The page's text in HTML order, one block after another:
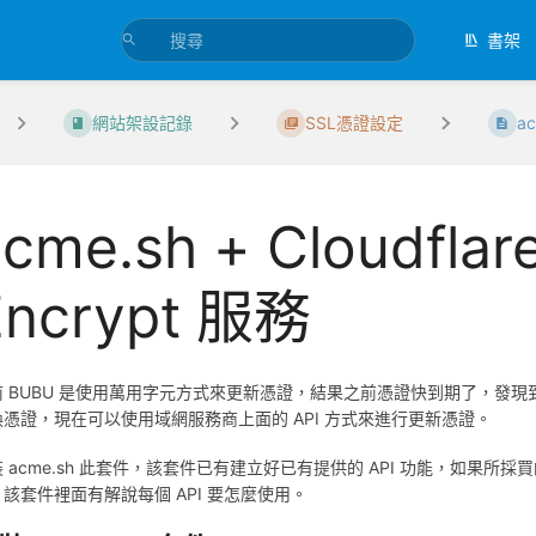
書架
網站架設記錄 SSL憑證設定
+
服務
BUBU 是使用萬用字元方式來更新憑證，結果之前憑證快到期了，發
證，現在可以使用域網服務商上面的 API 方式來進行更新憑證。
acme.sh 此套件，該套件已有建立好已有提供的 API 功能，如果所採
套件裡面有解說每個 API 要怎麼使用。